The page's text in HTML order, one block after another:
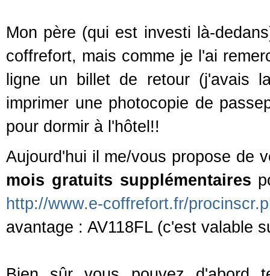
Mon père (qui est investi là-
coffrefort, mais comme je l'ai
ligne un billet de retour (j'avais
imprimer une photocopie de
pour dormir à l'hôtel!!
Aujourd'hui il me/vous propose de
mois gratuits supplémentaires
http://www.e-coffrefort.fr/
avantage : AV118FL (c'est valable